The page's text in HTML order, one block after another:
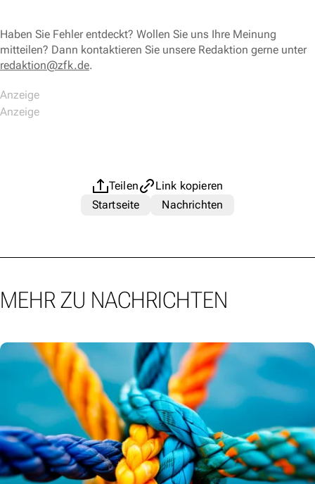
Haben Sie Fehler entdeckt? Wollen Sie uns Ihre Meinung
mitteilen? Dann kontaktieren Sie unsere Redaktion gerne unter
redaktion@zfk.de.
Teilen
Link kopieren
Startseite
Nachrichten
MEHR ZU NACHRICHTEN